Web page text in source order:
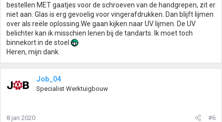
bestellen MET gaatjes voor de schroeven van de handgrepen, zit er
niet aan. Glas is erg gevoelig voor vingerafdrukken. Dan blijft lijmen
over als reële oplossing.We gaan kijken naar UV lijmen. De UV
belichter kan ik misschien lenen bij de tandarts. Ik moet toch
binnekort in de stoel
Heren, mijn dank.
Job_04
Specialist Werktuigbouw
8 jan 2020 #6